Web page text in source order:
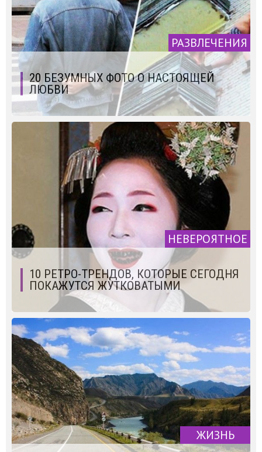
РАЗВЛЕЧЕНИЯ
20 БЕЗУМНЫХ ФОТО О НАСТОЯЩЕЙ
ЛЮБВИ
НЕВЕРОЯТНОЕ
10 РЕТРО-ТРЕНДОВ, КОТОРЫЕ СЕГОДНЯ
ПОКАЖУТСЯ ЖУТКОВАТЫМИ
ЖИЗНЬ